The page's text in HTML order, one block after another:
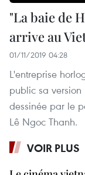
"La baie de
arrive au
01/11/2019 04:28
L'entreprise
public sa
dessinée par le
Lê Ngoc Thanh.
VOIR PLUS